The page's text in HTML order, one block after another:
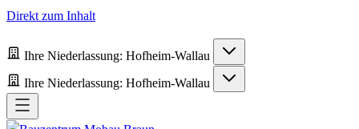
Direkt zum Inhalt
Ihre Niederlassung: Hofheim-Wallau
Ihre Niederlassung: Hofheim-Wallau